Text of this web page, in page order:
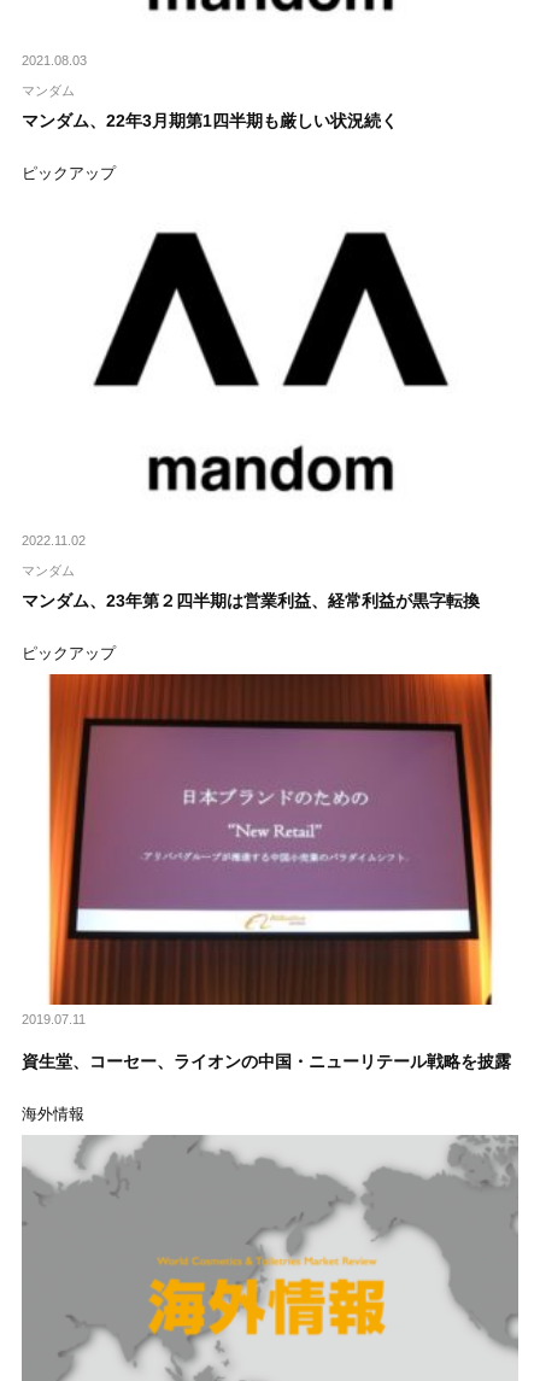
2021.08.03
マンダム
マンダム、22年3月期第1四半期も厳しい状況続く
ピックアップ
2022.11.02
マンダム
マンダム、23年第２四半期は営業利益、経常利益が黒字転換
ピックアップ
2019.07.11
資生堂、コーセー、ライオンの中国・ニューリテール戦略を披露
海外情報